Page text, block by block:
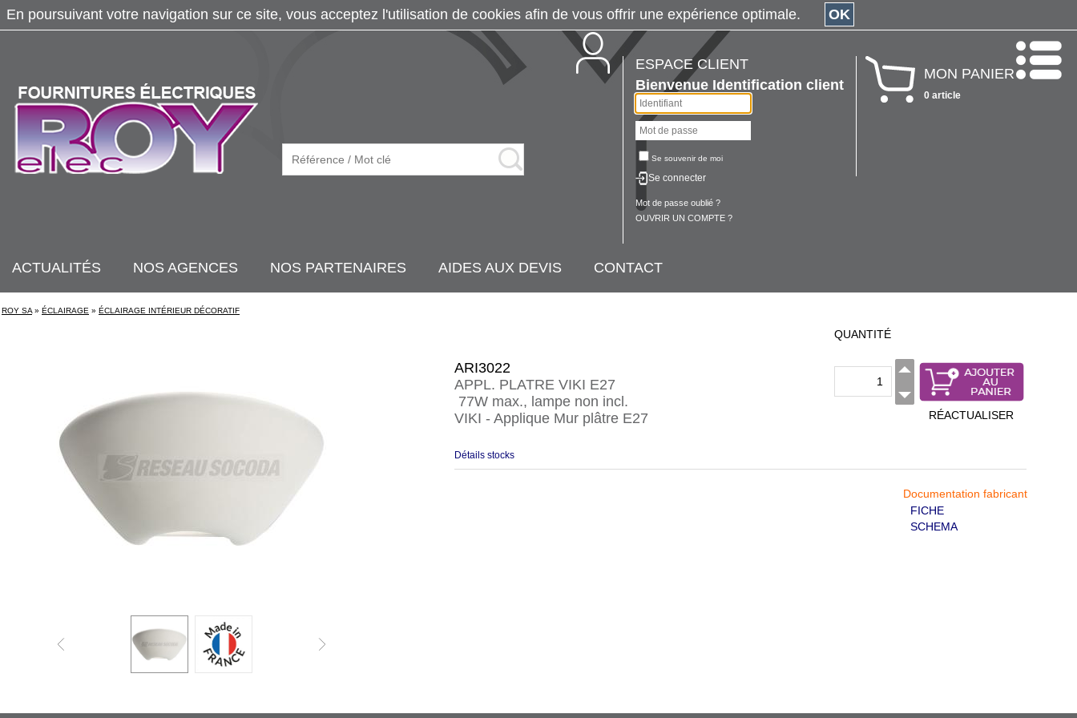
ESPACE CLIENT
Bienvenue Identification client
Se souvenir de moi
Se connecter
Mot de passe oublié ?
OUVRIR UN COMPTE ?
MON PANIER
0 article
ACTUALITÉS NOS AGENCES NOS PARTENAIRES AIDES AUX DEVIS CONTACT
ROY SA » ÉCLAIRAGE » ÉCLAIRAGE INTÉRIEUR DÉCORATIF
ARI3022
APPL. PLATRE VIKI E27
77W max., lampe non incl.
VIKI - Applique Mur plâtre E27
QUANTITÉ
RÉACTUALISER
Détails stocks
Documentation fabricant
FICHE
SCHEMA
En poursuivant votre navigation sur ce site, vous acceptez l'utilisation de cookies afin de vous offrir une expérience optimale. OK